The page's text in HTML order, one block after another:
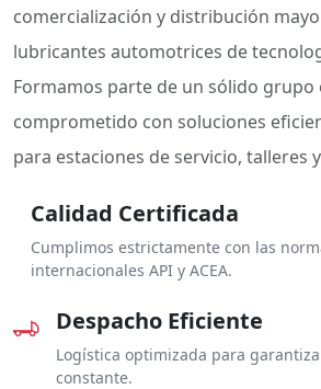
comercialización y distribución
lubricantes automotrices de
Formamos parte de un sólido grupo
comprometido con soluciones
para estaciones de servicio, talleres
Calidad Certificada
Cumplimos estrictamente con las
internacionales API y ACEA.
Despacho Eficiente
Logística optimizada para
constante.